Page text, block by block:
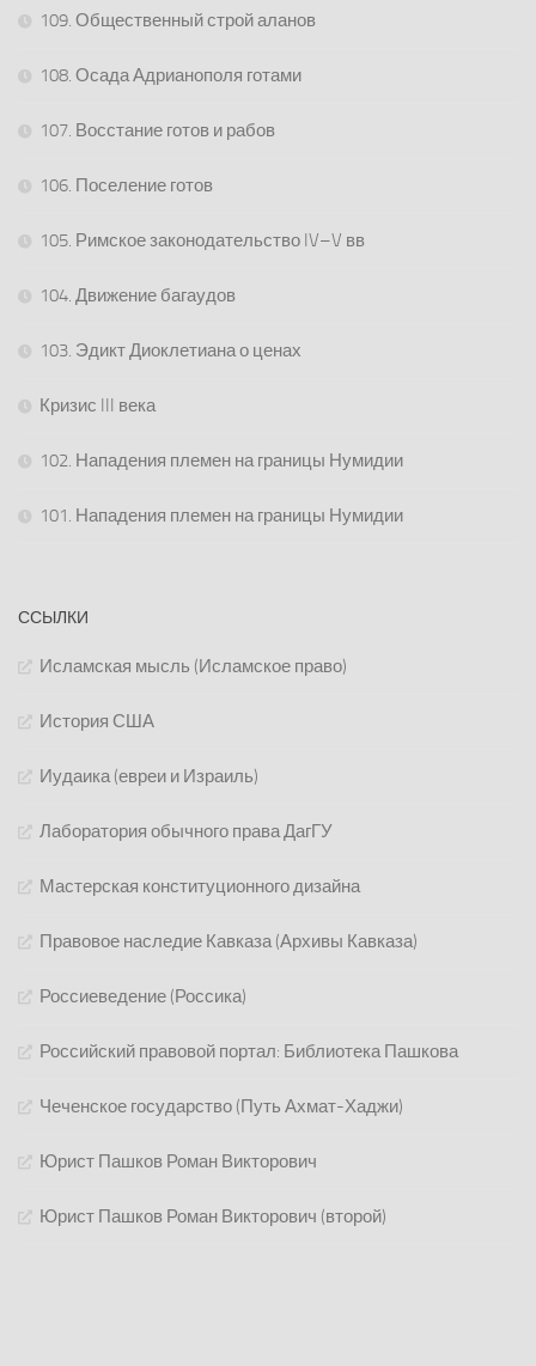
109. Общественный строй аланов
108. Осада Адрианополя готами
107. Восстание готов и рабов
106. Поселение готов
105. Римское законодательство IV–V вв
104. Движение багаудов
103. Эдикт Диоклетиана о ценах
Кризис III века
102. Нападения племен на границы Нумидии
101. Нападения племен на границы Нумидии
ССЫЛКИ
Исламская мысль (Исламское право)
История США
Иудаика (евреи и Израиль)
Лаборатория обычного права ДагГУ
Мастерская конституционного дизайна
Правовое наследие Кавказа (Архивы Кавказа)
Россиеведение (Россика)
Российский правовой портал: Библиотека Пашкова
Чеченское государство (Путь Ахмат-Хаджи)
Юрист Пашков Роман Викторович
Юрист Пашков Роман Викторович (второй)